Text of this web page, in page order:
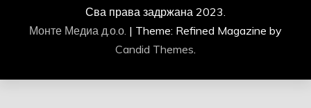
Сва права задржана 2023.
Монте Медиа д.о.о. | Theme: Refined Magazine by
Candid Themes.